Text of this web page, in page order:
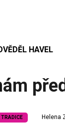
HAVEL
TRADICE Helena